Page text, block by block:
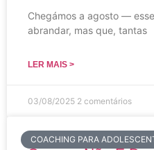
Chegámos a agosto —
abrandar, mas que, tantas
LER MAIS >
03/08/2025 2 comentários
COACHING PARA